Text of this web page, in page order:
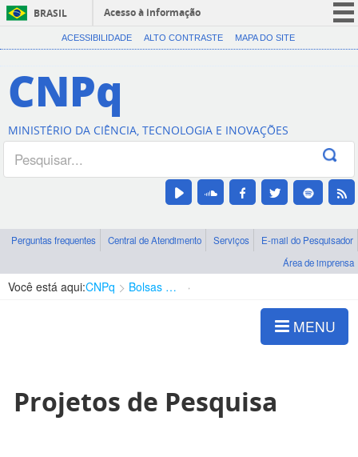
BRASIL
Acesso à informação
CORONAVÍRUS (COVID-19)
Canais
ACESSIBILIDADE ALTO CONTRASTE MAPA DO SITE
CNPq
MINISTÉRIO DA CIÊNCIA, TECNOLOGIA E INOVAÇÕES
Perguntas frequentes Central de Atendimento Serviços
E-mail do Pesquisador
Área de imprensa
Você está aqui:CNPq Bolsas e Auxílios Vigentes
MENU
Projetos de Pesquisa